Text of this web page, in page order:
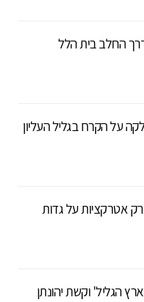
החלב בית הלל
על הקרח בגליל העליון
אטרקציות על גדות
הגליל' וקשת יהונתן